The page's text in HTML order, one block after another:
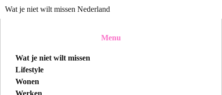
Wat je niet wilt missen Nederland
Menu
Wat je niet wilt missen
Lifestyle
Wonen